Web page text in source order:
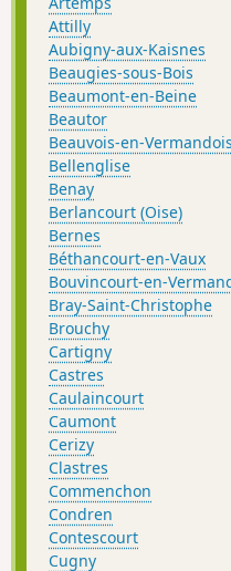
Attilly
Aubigny-aux-Kaisnes
Beaugies-sous-Bois
Beaumont-en-Beine
Beautor
Beauvois-en-Vermandois
Bellenglise
Benay
Berlancourt (Oise)
Bernes
Béthancourt-en-Vaux
Bouvincourt-en-
Bray-Saint-Christophe
Brouchy
Cartigny
Castres
Caulaincourt
Caumont
Cerizy
Clastres
Commenchon
Condren
Contescourt
Cugny